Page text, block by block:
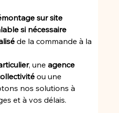
sur site
si nécessaire
de la commande à la
, une agence
ou une
nos solutions à
et à vos délais.